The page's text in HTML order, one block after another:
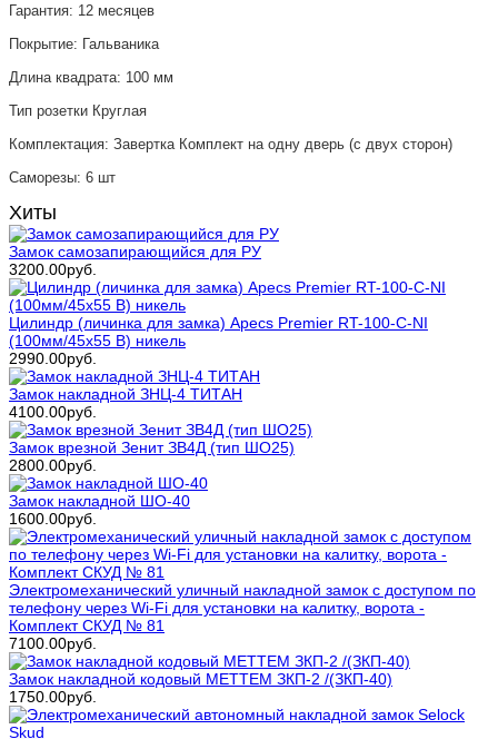
Гарантия: 12 месяцев
Покрытие: Гальваника
Длина квадрата: 100 мм
Тип розетки Круглая
Комплектация: Завертка Комплект на одну дверь (с двух сторон)
Саморезы: 6 шт
Хиты
Замок самозапирающийся для РУ
3200.00руб.
Цилиндр (личинка для замка) Apecs Premier RT-100-С-NI
(100мм/45х55 В) никель
2990.00руб.
Замок накладной ЗНЦ-4 ТИТАН
4100.00руб.
Замок врезной Зенит ЗВ4Д (тип ШО25)
2800.00руб.
Замок накладной ШО-40
1600.00руб.
Электромеханический уличный накладной замок с доступом по
телефону через Wi-Fi для установки на калитку, ворота -
Комплект СКУД № 81
7100.00руб.
Замок накладной кодовый МЕТТЕМ ЗКП-2 /(ЗКП-40)
1750.00руб.